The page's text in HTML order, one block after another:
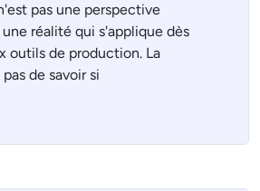
pas une perspective
réalité qui s'applique dès
outils de production. La
de savoir si